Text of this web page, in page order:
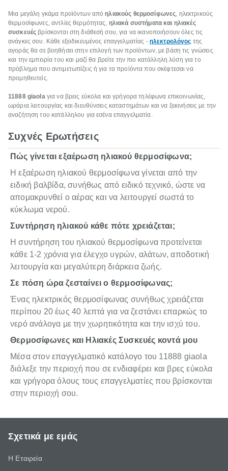
Μια μεγάλη γκάμα προϊόντων απόηλιακούς θερμοσίφωνες, ηλεκτρικούς
θερμοσίφωνες, αντλίες θερμότητας, ηλιακά συστήματα και ηλιακές
συσκευές βρίσκονται στη διάθεσή σου, για να ικανοποιήσουν όλες τις
ανάγκες σου. Κάθε εξειδικευμένος επαγγελματίας - ηλεκτρολόγος της
αγοράς θα σε βοηθήσει στην επιλογή των προϊόντων, με βάση τις γνώσεις
και την εμπειρία του και μαζί θα βρείτε την πιο κατάλληλη λύση για το
πρόβλημα που αντιμετωπίζεις ή για τα προϊόντα που σκέφτεσαι να
προμηθευτείς.
11888 giaolaγια να βρεις εύκολα και γρήγορα τηλέφωνα επικοινωνίας,
ωράρια λειτουργίας και διευθύνσεις καταστημάτων και να ξεκινήσεις με την
αναζήτηση του κατάλληλου για εσένα επαγγελματία.
Συχνές Ερωτήσεις
Πώς γίνεται εξαέρωση ηλιακού θερμοσίφωνα;
Η εξαέρωση ηλιακού θερμοσίφωνα γίνεται από την
ειδική βαλβίδα, συνήθως από ειδικό τεχνικό, ώστε να
απομακρυνθεί ο αέρας και να λειτουργεί σωστά το
κύκλωμα νερού.
Συντήρηση ηλιακού κάθε πότε χρειάζεται;
Η συντήρηση του ηλιακού θερμοσίφωνα προτείνεται
κάθε 1-2 χρόνια για έλεγχο υγρών, αλάτων, αποδοτική
λειτουργία και μεγαλύτερη διάρκεια ζωής.
Σε πόση ώρα ζεσταίνει ο θερμοσίφωνας;
Ένας ηλεκτρικός θερμοσίφωνας συνήθως χρειάζεται
περίπου 20 έως 40 λεπτά για να ζεστάνει επαρκώς το
νερό ανάλογα με την χωρητικότητα και την ισχύ του.
Θερμοσίφωνες και Ηλιακές Συσκευές κοντά μου
Μέσα στον επαγγελματικό κατάλογο του 11888 giaola
διάλεξε την περιοχή που σε ενδιαφέρει και βρες εύκολα
και γρήγορα όλους τους επαγγελματίες που βρίσκονται
στην περιοχή σου.
Σχετικά με εμάς
Η Εταιρεία